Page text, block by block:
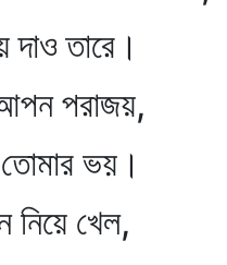
তারে।
পরাজয়,
ভয়।
নিয়ে খেল,